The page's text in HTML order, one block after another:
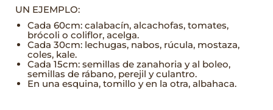
UN EJEMPLO:
Cada 60cm: calabacín, alcachofas, tomates,
brócoli o coliflor, acelga.
Cada 30cm: lechugas, nabos, rúcula, mostaza,
coles, kale.
Cada 15cm: semillas de zanahoria y al boleo,
semillas de rábano, perejil y culantro.
En una esquina, tomillo y en la otra, albahaca.